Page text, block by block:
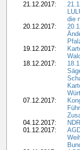
21.12.2017:
die
20.12.2017:
19.12.2017:
18.12.2017:
07.12.2017:
04.12.2017:
01.12.2017: